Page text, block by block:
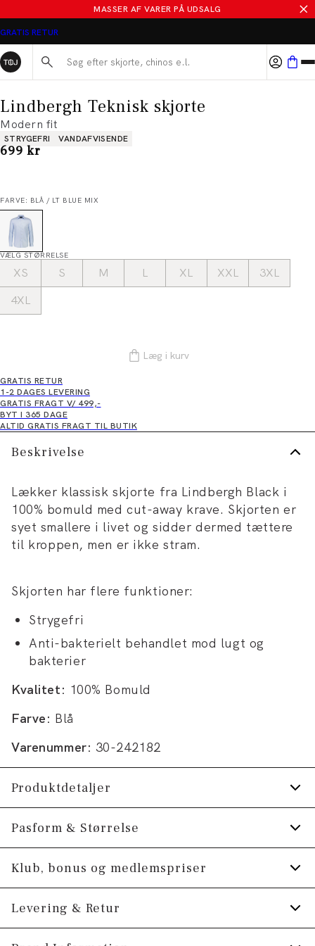
MASSER AF VARER PÅ UDSALG
GRATIS RETUR
Søg her...
Lindbergh Teknisk skjorte
Modern fit
Produkt egenskaber
STRYGEFRI VANDAFVISENDE
I alt (inkl. rabat)
699 kr
FARVE: BLÅ / LT BLUE MIX
VÆLG STØRRELSE
XS S M L XL XXL
3XL
4XL
Læg i kurv
GRATIS RETUR
1-2 DAGES LEVERING
GRATIS FRAGT V/ 499,-
BYT I 365 DAGE
ALTID GRATIS FRAGT TIL BUTIK
Beskrivelse
Lækker klassisk skjorte fra Lindbergh Black i
100% bomuld med cut-away krave. Skjorten er
syet smallere i livet og sidder dermed tættere
til kroppen, men er ikke stram.
Skjorten har flere funktioner:
Strygefri
Anti-bakterielt behandlet mod lugt og
bakterier
Kvalitet: 100% Bomuld
Farve: Blå
Varenummer: 30-242182
Produktdetaljer
Anti-bakterielt behandlet mod lugt og
bakterier.
Fremstillet i 100% bomuld.
Manchetten har to knapper til at justere
størrelsen.
Skjorten er strygefri.
Pasform & Størrelse
Fit:Modern fit
bevægelsesfrihed
Klub, bonus og medlemspriser
Tilmeld dig Klub Tøjeksperten helt gratis.
Levering & Retur